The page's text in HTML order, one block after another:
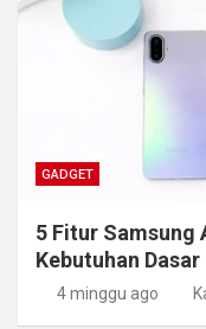
GADGET
5 Fitur Samsung
Kebutuhan
4 minggu ago